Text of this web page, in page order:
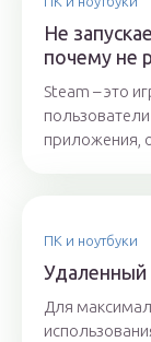
Не
почему не
Steam – это
приложения,
ПК и ноутбуки
Удаленный
Для